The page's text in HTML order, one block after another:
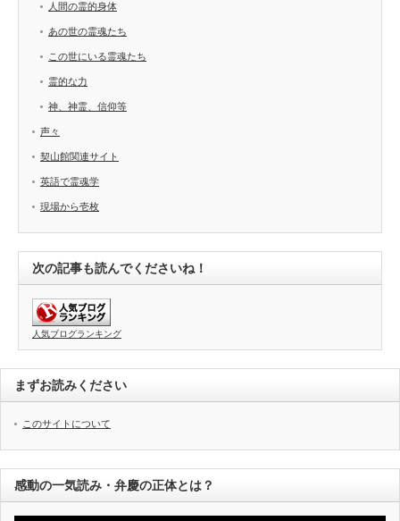
人間の霊的身体
あの世の霊魂たち
この世にいる霊魂たち
霊的な力
神、神霊、信仰等
声々
契山館関連サイト
英語で霊魂学
現場から壱枚
次の記事も読んでくださいね！
人気ブログランキング
まずお読みください
このサイトについて
感動の一気読み・弁慶の正体とは？